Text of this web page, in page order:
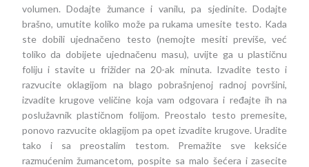
volumen. Dodajte žumance i vanilu, pa sjedinite. Dodajte
brašno, umutite koliko može pa rukama umesite testo. Kada
ste dobili ujednačeno testo (nemojte mesiti previše, već
toliko da dobijete ujednačenu masu), uvijte ga u plastičnu
foliju i stavite u frižider na 20-ak minuta. Izvadite testo i
razvucite oklagijom na blago pobrašnjenoj radnoj površini,
izvadite krugove veličine koja vam odgovara i ređajte ih na
poslužavnik plastičnom folijom. Preostalo testo premesite,
ponovo razvucite oklagijom pa opet izvadite krugove. Uradite
tako i sa preostalim testom. Premažite sve keksiće
razmućenim žumancetom, pospite sa malo šećera i zasecite